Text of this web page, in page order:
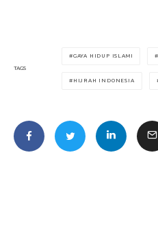
TAGS
GAYA HIDUP ISLAMI
HIJRAH INDONESIA